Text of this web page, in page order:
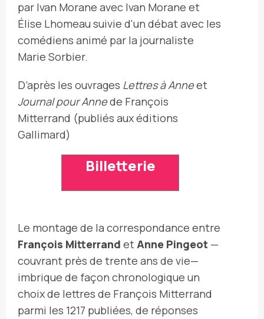
par Ivan Morane avec Ivan Morane et
Élise Lhomeau suivie d'un débat avec les
comédiens animé par la journaliste
Marie Sorbier.
D’après les ouvrages Lettres à Anneet
Journal pour Annede François
Mitterrand (publiés aux éditions
Gallimard)
Billetterie
Le montage de la correspondance entre
François Mitterrand etAnne Pingeot —
couvrant près de trente ans de vie—
imbrique de façon chronologique un
choix de lettres de François Mitterrand
parmi les 1217 publiées, de réponses